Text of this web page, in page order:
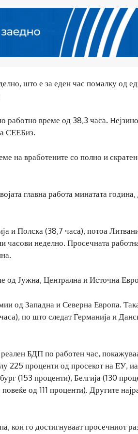
што е за еден час помалку од
работно време од 38,3 часа.
СЕЕБиз.
на вработените со полно и
главна работа минатата година,
и Полска (38,7 часа), потоа
часови неделно. Просечната
од Јужна, Централна и Источна
од Западна и Северна Европа.
по што следат Германија и
БДП по работен час,
225 проценти од просекот на ЕУ,
(153 проценти), Белгија (130
од 111 проценти). Другите
кои го достигнуваат просечниот